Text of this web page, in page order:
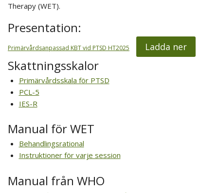
Therapy (WET).
Presentation:
Primärvårdsanpassad KBT vid PTSD HT2025 Ladda ner
Skattningsskalor
Primärvårdsskala för PTSD
PCL-5
IES-R
Manual för WET
Behandlingsrational
Instruktioner för varje session
Manual från WHO